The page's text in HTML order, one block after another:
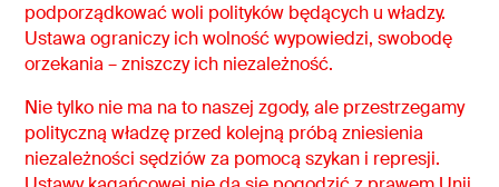
podporządkować woli polityków będących u władzy.
Ustawa ograniczy ich wolność wypowiedzi, swobodę
orzekania – zniszczy ich niezależność.
Nie tylko nie ma na to naszej zgody, ale przestrzegamy
polityczną władzę przed kolejną próbą zniesienia
niezależności sędziów za pomocą szykan i represji.